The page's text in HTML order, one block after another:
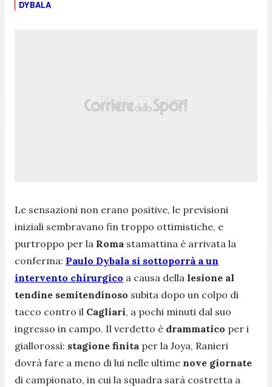
DYBALA
Le sensazioni non erano positive, le previsioni
iniziali sembravano fin troppo ottimistiche, e
purtroppo per la Roma stamattina è arrivata la
conferma: Paulo Dybala si sottoporrà a un
intervento chirurgico a causa della lesione al
tendine semitendinoso subita dopo un colpo di
tacco contro il Cagliari, a pochi minuti dal suo
ingresso in campo. Il verdetto è drammatico per i
giallorossi: stagione finita per la Joya, Ranieri
dovrà fare a meno di lui nelle ultime nove giornate
di campionato, in cui la squadra sarà costretta a